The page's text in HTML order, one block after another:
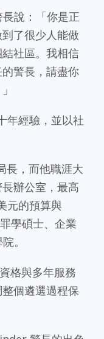
說：「你是正
了很少人能做
社區。我相信
警長，請盡你
年經驗，並以社
長，而他職涯大
辦公室，最高
元的預算與
學碩士、企業
。
格與多年服務
個遴選過程保